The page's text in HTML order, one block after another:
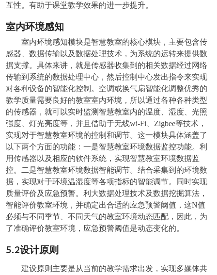
互性。有助于课堂教学效果的进一步提升。
室内环境感知
室内环境感知模块是智慧教室的核心模块，主要包含传
感器、数据传输以及数据处理技术，为系统的运转来提供数
据支撑。具体来讲，就是传感器收集到的相关数据经过网络
传输到系统的数据处理中心，然后控制中心发出指令来实现
对各种设备的智能化控制。空调或换气扇智能化调整优秀的
教学质量需要良好的教室室内环境，所以通过各种各种类型
的传感器，就可以实时监测智慧教室内的温度、湿度、光照
强度、灯光亮度等，并且借助于无线wi-Fi、Zigbee等技术，
实现对于智慧教室环境的控制和调节。这一模块具体涵盖了
以下两个方面的功能：一是智慧教室环境数据监控功能。利
用传感器以及相应的软件系统，实现智慧教室环境数据监
控。二是智慧教室环境数据智能调节。结合采集到的环境数
据，实现对于环境温湿度等各项指标的智能调节。同时实现
质量评价及应急预警。利大数据处理技术及数据挖掘算法，
智能评价教室环境，并确定出合适的应急预警阈值，这N值
必须与不同季节、不同天气的教室环境动态匹配，因此，为
了准确评价教室环境，应急预警阈值是动态变化的。
5.2设计原则
建设原则主要是从当前的教学需求出发，实现多媒体共